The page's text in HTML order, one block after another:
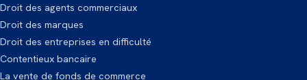
Droit des agents commerciaux
Droit des marques
Droit des entreprises en difficulté
Contentieux bancaire
La vente de fonds de commerce